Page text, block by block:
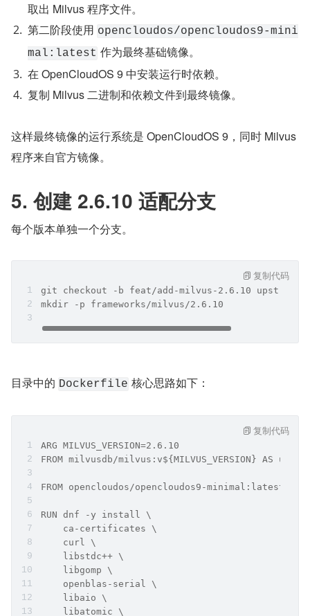
取出 Milvus 程序文件。
第二阶段使用 opencloudos/opencloudos9-mini
mal:latest 作为最终基础镜像。
在 OpenCloudOS 9 中安装运行时依赖。
复制 Milvus 二进制和依赖文件到最终镜像。
这样最终镜像的运行系统是 OpenCloudOS 9，同时 Milvus
程序来自官方镜像。
5. 创建 2.6.10 适配分支
每个版本单独一个分支。
git checkout -b feat/add-milvus-2.6.10 upstream/
mkdir -p frameworks/milvus/2.6.10
复制代码
目录中的 Dockerfile 核心思路如下：
ARG MILVUS_VERSION=2.6.10
FROM milvusdb/milvus:v${MILVUS_VERSION} AS
FROM opencloudos/opencloudos9-minimal:latest
RUN dnf -y install \
    ca-certificates \
    curl \
    libstdc++ \
    libgomp \
    openblas-serial \
    libaio \
    libatomic \
复制代码